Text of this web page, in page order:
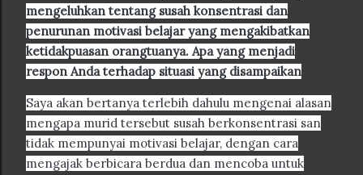
mengeluhkan tentang susah konsentrasi dan
penurunan motivasi belajar yang mengakibatkan
ketidakpuasan orangtuanya. Apa yang menjadi
respon Anda terhadap situasi yang disampaikan
Saya akan bertanya terlebih dahulu mengenai alasan
mengapa murid tersebut susah berkonsentrasi san
tidak mempunyai motivasi belajar, dengan cara
mengajak berbicara berdua dan mencoba untuk